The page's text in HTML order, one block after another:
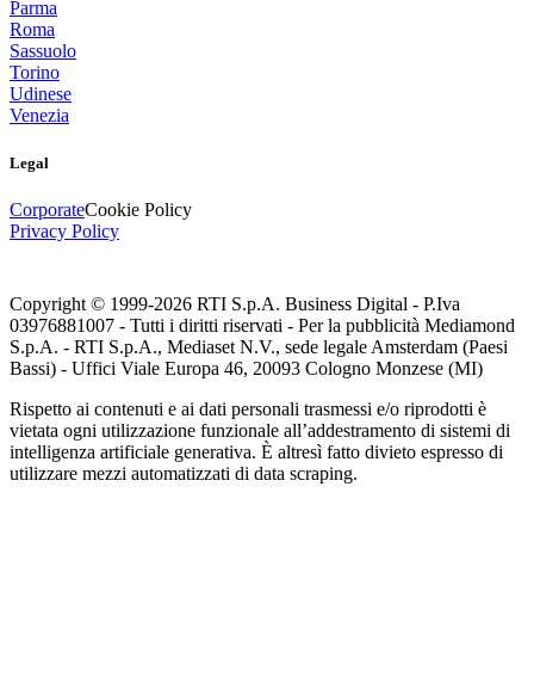
Parma
Roma
Sassuolo
Torino
Udinese
Venezia
Legal
CorporateCookie Policy
Privacy Policy
Copyright © 1999-2026 RTI S.p.A. Business Digital - P.Iva
03976881007 - Tutti i diritti riservati - Per la pubblicità Mediamond
S.p.A. - RTI S.p.A., Mediaset N.V., sede legale Amsterdam (Paesi
Bassi) - Uffici Viale Europa 46, 20093 Cologno Monzese (MI)
Rispetto ai contenuti e ai dati personali trasmessi e/o riprodotti è
vietata ogni utilizzazione funzionale all’addestramento di sistemi di
intelligenza artificiale generativa. È altresì fatto divieto espresso di
utilizzare mezzi automatizzati di data scraping.